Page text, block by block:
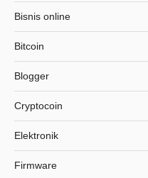
Bisnis online
Bitcoin
Blogger
Cryptocoin
Elektronik
Firmware